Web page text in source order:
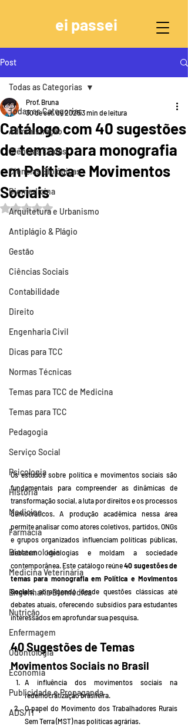
ei passei
Post
Todas as Categorias
Administração
Ciências Exatas
Ciências Biológicas
Biomedicina
Arquitetura e Urbanismo
Antiplágio & Plágio
Gestão
Ciências Sociais
Contabilidade
Direito
Engenharia Civil
Dicas para TCC
Normas Técnicas
Temas para TCC de Medicina
Temas para TCC
Pedagogia
Serviço Social
Psicologia
História
Medicina
Farmácia
Biotecnologia
Medicina Veterinária
Engenharia Biomédica
Nutrição
Enfermagem
Odontologia
Economia
Publicidade e Propaganda
ADS/TI
Todas as Categorias
Catálogo com 40 sugestões
de temas para monografia
em Política e Movimentos
Sociais
Prof. Bruna
30 de set. de 20253 min de leitura
Avaliado com NaN de 5 estrelas.
Os estudos sobre política e movimentos sociais são
fundamentais para compreender as dinâmicas de
transformação social, a luta por direitos e os processos
democráticos. A produção acadêmica nessa área
permite analisar como atores coletivos, partidos, ONGs
e grupos organizados influenciam políticas públicas,
debatem ideologias e moldam a sociedade
contemporânea. Este catálogo reúne 40 sugestões de
temas para monografia em Política e Movimentos
Sociais, abrangendo desde questões clássicas até
debates atuais, oferecendo subsídios para estudantes
interessados em aprofundar sua pesquisa.
40 Sugestões de Temas
Movimentos Sociais no Brasil
A influência dos movimentos sociais na
redemocratização brasileira.
O papel do Movimento dos Trabalhadores Rurais
Sem Terra (MST) nas políticas agrárias.